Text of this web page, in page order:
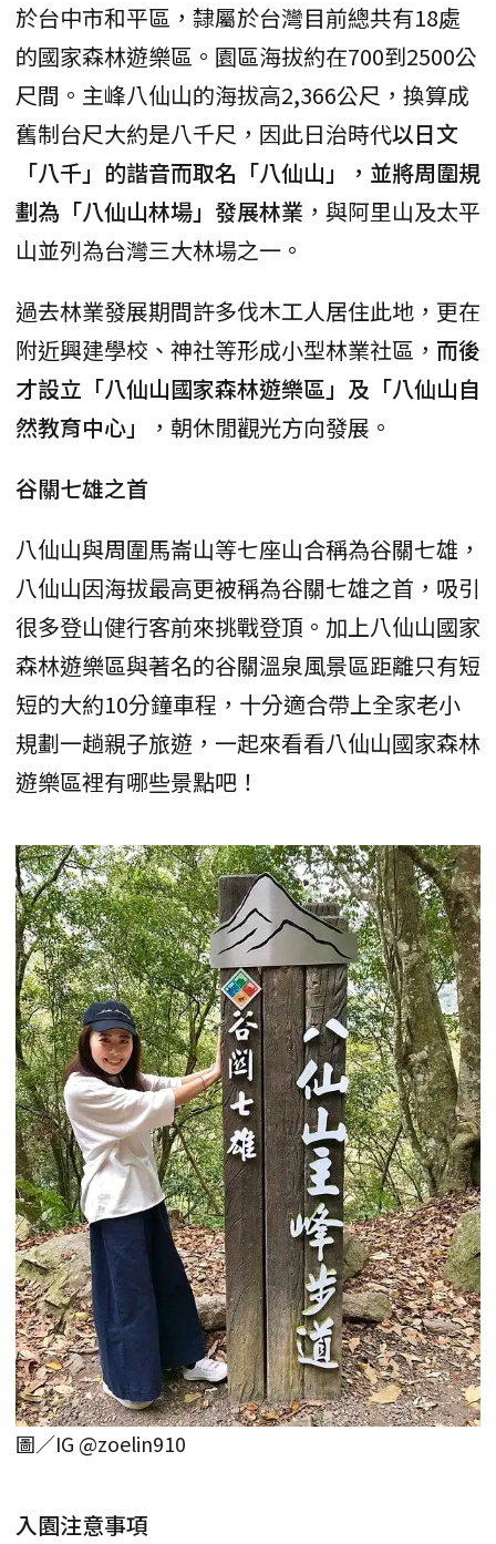
於台中市和平區，隸屬於台灣目前總共有18處
的國家森林遊樂區。園區海拔約在700到2500公
尺間。主峰八仙山的海拔高2,366公尺，換算成
舊制台尺大約是八千尺，因此日治時代以日文
「八千」的諧音而取名「八仙山」，並將周圍規
劃為「八仙山林場」發展林業 ，與阿里山及太平
山並列為台灣三大林場之一。
過去林業發展期間許多伐木工人居住此地，更在
附近興建學校、神社等形成小型林業社區， 而後
才設立「八仙山國家森林遊樂區」及「八仙山自
然教育中心」
，朝休閒觀光方向發展。
谷關七雄之首
八仙山與周圍馬崙山等七座山合稱為谷關七雄，
八仙山因海拔最高更被稱為谷關七雄之首，吸引
很多登山健行客前來挑戰登頂。加上八仙山國家
森林遊樂區與著名的谷關溫泉風景區距離只有短
短的大約10分鐘車程，十分適合帶上全家老小
規劃一趟親子旅遊，一起來看看八仙山國家森林
遊樂區裡有哪些景點吧！
圖／IG @zoelin910
入園注意事項